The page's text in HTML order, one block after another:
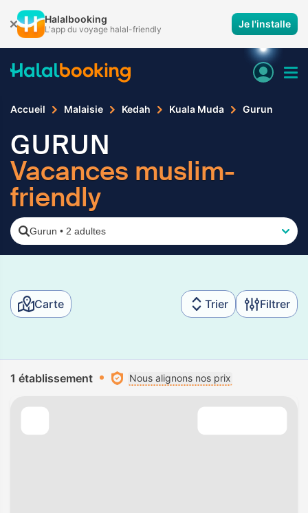
Halalbooking
L'app du voyage halal-friendly Je l'installe
Accueil Malaisie Kedah Kuala Muda Gurun
GURUN
Vacances muslim-
friendly
Gurun • 2 adultes
Carte Trier Filtrer
1 établissement Nous alignons nos prix